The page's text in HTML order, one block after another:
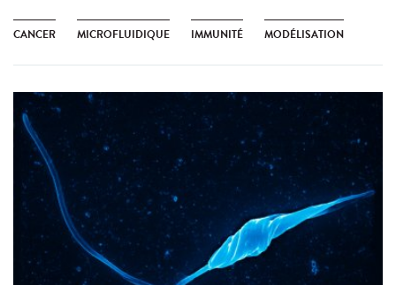
CANCER MICROFLUIDIQUE IMMUNITÉ MODÉLISATION